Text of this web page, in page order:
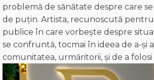
problemă de sănătate despre care
de puțin. Artista, recunoscută pentru
publice în care vorbește despre
se confruntă, tocmai în ideea de a-și
comunitatea, urmăritorii, și de a folosi